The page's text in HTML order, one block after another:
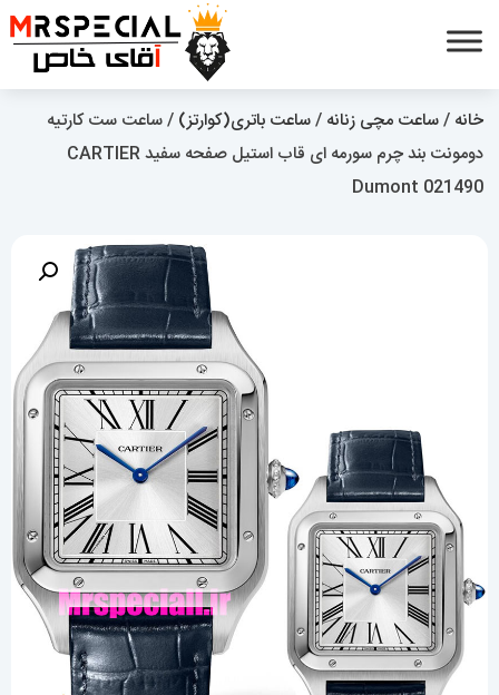
خانه /ساعت مچی زنانه /ساعت باتری(کوارتز) / ساعت ست کارتیه
دومونت بند چرم سورمه ای قاب استیل صفحه سفید CARTIER
Dumont 021490